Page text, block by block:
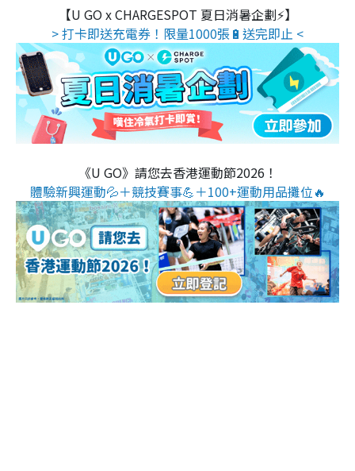
【U GO x CHARGESPOT 夏日消暑企劃⚡】
> 打卡即送充電券！限量1000張🔋送完即止 <
《U GO》請您去香港運動節2026！
體驗新興運動💦＋競技賽事💪＋100+運動用品攤位🔥